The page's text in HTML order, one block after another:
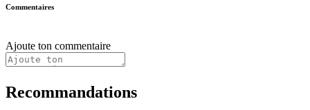
Commentaires
Ajoute ton commentaire
Recommandations